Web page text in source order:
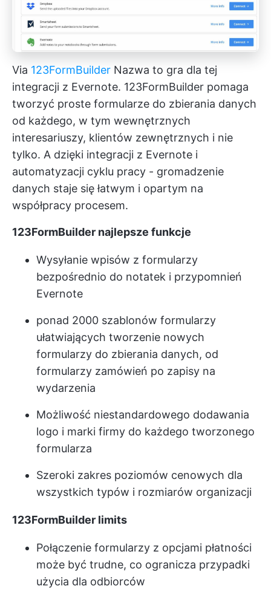
Via 123FormBuilder Nazwa to gra dla tej
integracji z Evernote. 123FormBuilder pomaga
tworzyć proste formularze do zbierania danych
od każdego, w tym wewnętrznych
interesariuszy, klientów zewnętrznych i nie
tylko. A dzięki integracji z Evernote i
automatyzacji cyklu pracy - gromadzenie
danych staje się łatwym i opartym na
współpracy procesem.
123FormBuilder najlepsze funkcje
Wysyłanie wpisów z formularzy
bezpośrednio do notatek i przypomnień
Evernote
ponad 2000 szablonów formularzy
ułatwiających tworzenie nowych
formularzy do zbierania danych, od
formularzy zamówień po zapisy na
wydarzenia
Możliwość niestandardowego dodawania
logo i marki firmy do każdego tworzonego
formularza
Szeroki zakres poziomów cenowych dla
wszystkich typów i rozmiarów organizacji
123FormBuilder limits
Połączenie formularzy z opcjami płatności
może być trudne, co ogranicza przypadki
użycia dla odbiorców